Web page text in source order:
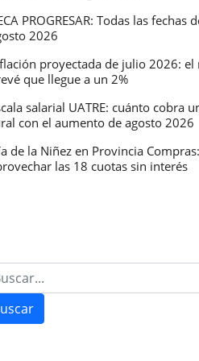
PROGRESAR: Todas las fechas
2026
proyectada de julio 2026: el
que llegue a un 2%
salarial UATRE: cuánto cobra
con el aumento de agosto 2026
de la Niñez en Provincia
las 18 cuotas sin interés